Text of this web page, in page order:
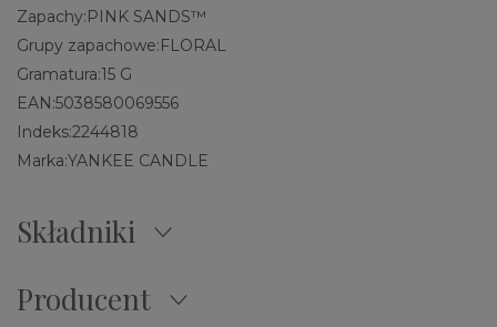
Zapachy:PINK SANDS™
Grupy zapachowe:FLORAL
Gramatura:15 G
EAN:5038580069556
Indeks:2244818
Marka:YANKEE CANDLE
Składniki
Producent